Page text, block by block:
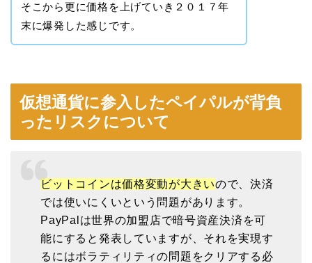
そこから更に価格を上げていき２０１７年
末に爆発した感じです。
仮想通貨に参入したペイパルが背負
ったリスクについて
ビットコインは価格変動が大きいので、決済
では使いにくいという問題があります。
PayPalは世界の加盟店で暗号資産決済を可
能にすると発表していますが、それを実現す
るにはボラティリティの問題をクリアする必